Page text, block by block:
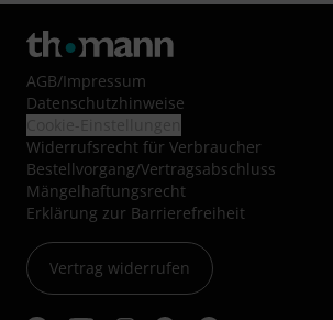
AGB/Impressum
Datenschutzhinweise
Widerrufsrecht für Verbraucher
Bestellvorgang/Vertragsabschluss
Mängelhaftungsrecht
Erklärung zur Barrierefreiheit
Vertrag widerrufen